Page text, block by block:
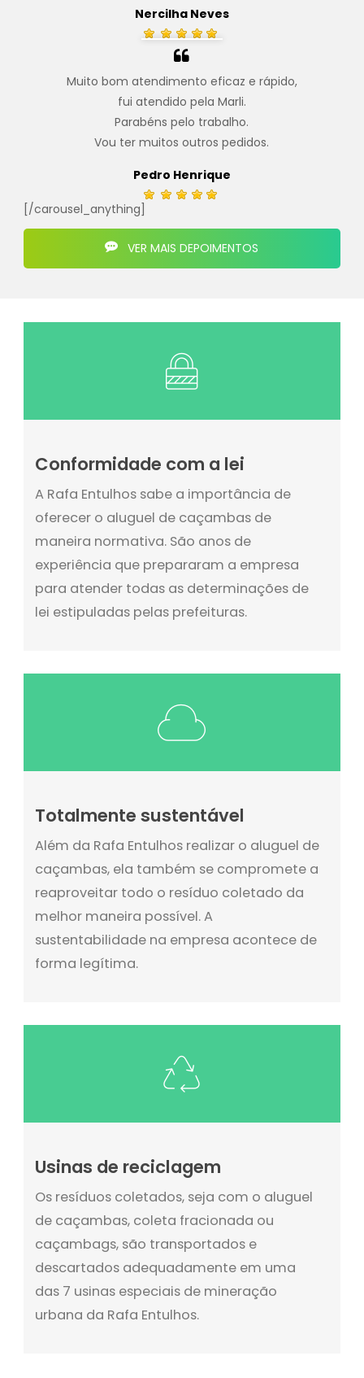
Nercilha Neves
Muito bom atendimento eficaz e rápido,
fui atendido pela Marli.
Parabéns pelo trabalho.
Vou ter muitos outros pedidos.
Pedro Henrique
[/carousel_anything]
VER MAIS DEPOIMENTOS
Conformidade com a lei
A Rafa Entulhos sabe a importância de
oferecer o aluguel de caçambas de
maneira normativa. São anos de
experiência que prepararam a empresa
para atender todas as determinações de
lei estipuladas pelas prefeituras.
Totalmente sustentável
Além da Rafa Entulhos realizar o aluguel de
caçambas, ela também se compromete a
reaproveitar todo o resíduo coletado da
melhor maneira possível. A
sustentabilidade na empresa acontece de
forma legítima.
Usinas de reciclagem
Os resíduos coletados, seja com o aluguel
de caçambas, coleta fracionada ou
caçambags, são transportados e
descartados adequadamente em uma
das 7 usinas especiais de mineração
urbana da Rafa Entulhos.